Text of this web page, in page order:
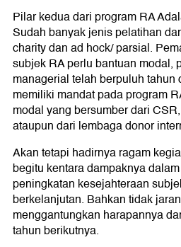
Pilar kedua dari program RA
Sudah banyak jenis pelatihan
charity dan ad hock/ parsial.
subjek RA perlu bantuan modal,
managerial telah berpuluh tahun
memiliki mandat pada program
modal yang bersumber dari
ataupun dari lembaga donor
Akan tetapi hadirnya ragam
begitu kentara dampaknya
peningkatan kesejahteraan
berkelanjutan. Bahkan tidak
menggantungkan harapannya
tahun berikutnya.